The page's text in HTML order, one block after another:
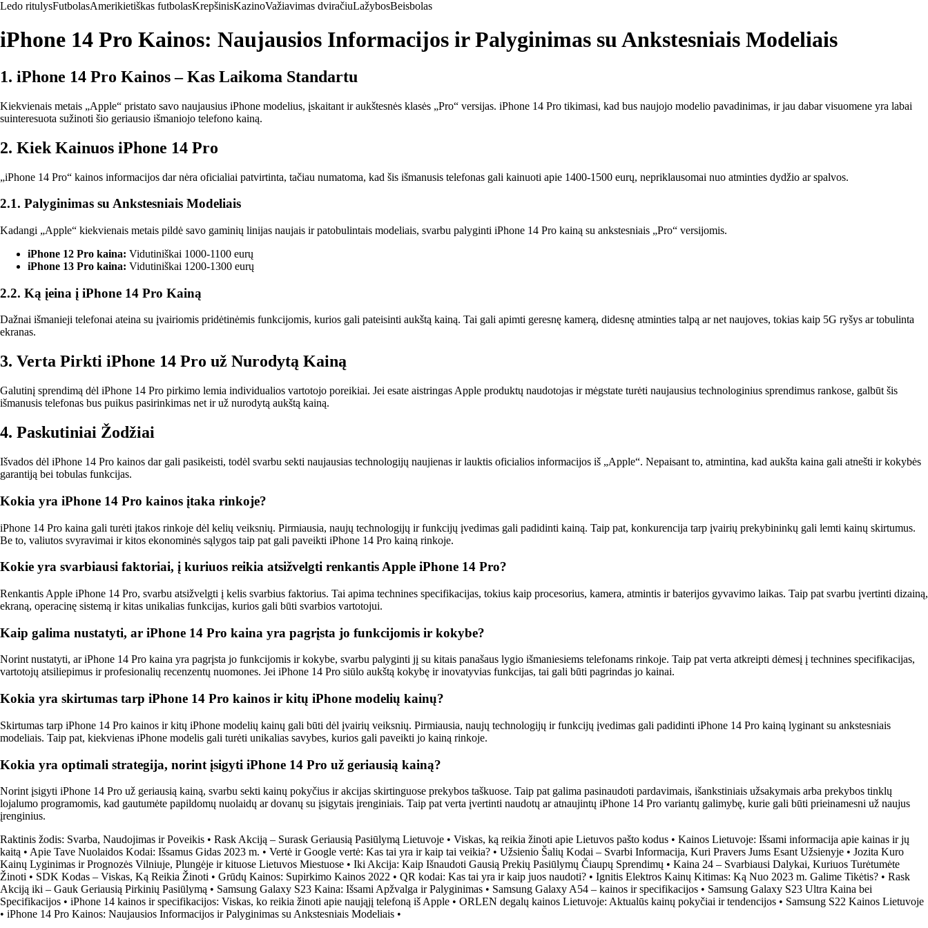
Ledo ritulysFutbolasAmerikietiškas futbolasKrepšinisKazinoVažiavimas dviračiuLažybosBeisbolas
iPhone 14 Pro Kainos: Naujausios Informacijos ir Palyginimas su Ankstesniais Modeliais
1. iPhone 14 Pro Kainos – Kas Laikoma Standartu
Kiekvienais metais „Apple“ pristato savo naujausius iPhone modelius, įskaitant ir aukštesnės klasės „Pro“ versijas. iPhone 14 Pro tikimasi, kad bus naujojo modelio pavadinimas, ir jau dabar visuomene yra labai
suinteresuota sužinoti šio geriausio išmaniojo telefono kainą.
2. Kiek Kainuos iPhone 14 Pro
„iPhone 14 Pro“ kainos informacijos dar nėra oficialiai patvirtinta, tačiau numatoma, kad šis išmanusis telefonas gali kainuoti apie 1400-1500 eurų, nepriklausomai nuo atminties dydžio ar spalvos.
2.1. Palyginimas su Ankstesniais Modeliais
Kadangi „Apple“ kiekvienais metais pildė savo gaminių linijas naujais ir patobulintais modeliais, svarbu palyginti iPhone 14 Pro kainą su ankstesniais „Pro“ versijomis.
iPhone 12 Pro kaina: Vidutiniškai 1000-1100 eurų
iPhone 13 Pro kaina: Vidutiniškai 1200-1300 eurų
2.2. Ką įeina į iPhone 14 Pro Kainą
Dažnai išmanieji telefonai ateina su įvairiomis pridėtinėmis funkcijomis, kurios gali pateisinti aukštą kainą. Tai gali apimti geresnę kamerą, didesnę atminties talpą ar net naujoves, tokias kaip 5G ryšys ar tobulinta
ekranas.
3. Verta Pirkti iPhone 14 Pro už Nurodytą Kainą
Galutinį sprendimą dėl iPhone 14 Pro pirkimo lemia individualios vartotojo poreikiai. Jei esate aistringas Apple produktų naudotojas ir mėgstate turėti naujausius technologinius sprendimus rankose, galbūt šis
išmanusis telefonas bus puikus pasirinkimas net ir už nurodytą aukštą kainą.
4. Paskutiniai Žodžiai
Išvados dėl iPhone 14 Pro kainos dar gali pasikeisti, todėl svarbu sekti naujausias technologijų naujienas ir lauktis oficialios informacijos iš „Apple“. Nepaisant to, atmintina, kad aukšta kaina gali atnešti ir kokybės
garantiją bei tobulas funkcijas.
Kokia yra iPhone 14 Pro kainos įtaka rinkoje?
iPhone 14 Pro kaina gali turėti įtakos rinkoje dėl kelių veiksnių. Pirmiausia, naujų technologijų ir funkcijų įvedimas gali padidinti kainą. Taip pat, konkurencija tarp įvairių prekybininkų gali lemti kainų skirtumus.
Be to, valiutos svyravimai ir kitos ekonominės sąlygos taip pat gali paveikti iPhone 14 Pro kainą rinkoje.
Kokie yra svarbiausi faktoriai, į kuriuos reikia atsižvelgti renkantis Apple iPhone 14 Pro?
Renkantis Apple iPhone 14 Pro, svarbu atsižvelgti į kelis svarbius faktorius. Tai apima technines specifikacijas, tokius kaip procesorius, kamera, atmintis ir baterijos gyvavimo laikas. Taip pat svarbu įvertinti dizainą,
ekraną, operacinę sistemą ir kitas unikalias funkcijas, kurios gali būti svarbios vartotojui.
Kaip galima nustatyti, ar iPhone 14 Pro kaina yra pagrįsta jo funkcijomis ir kokybe?
Norint nustatyti, ar iPhone 14 Pro kaina yra pagrįsta jo funkcijomis ir kokybe, svarbu palyginti jį su kitais panašaus lygio išmaniesiems telefonams rinkoje. Taip pat verta atkreipti dėmesį į technines specifikacijas,
vartotojų atsiliepimus ir profesionalių recenzentų nuomones. Jei iPhone 14 Pro siūlo aukštą kokybę ir inovatyvias funkcijas, tai gali būti pagrindas jo kainai.
Kokia yra skirtumas tarp iPhone 14 Pro kainos ir kitų iPhone modelių kainų?
Skirtumas tarp iPhone 14 Pro kainos ir kitų iPhone modelių kainų gali būti dėl įvairių veiksnių. Pirmiausia, naujų technologijų ir funkcijų įvedimas gali padidinti iPhone 14 Pro kainą lyginant su ankstesniais
modeliais. Taip pat, kiekvienas iPhone modelis gali turėti unikalias savybes, kurios gali paveikti jo kainą rinkoje.
Kokia yra optimali strategija, norint įsigyti iPhone 14 Pro už geriausią kainą?
Norint įsigyti iPhone 14 Pro už geriausią kainą, svarbu sekti kainų pokyčius ir akcijas skirtinguose prekybos taškuose. Taip pat galima pasinaudoti pardavimais, išankstiniais užsakymais arba prekybos tinklų
lojalumo programomis, kad gautumėte papildomų nuolaidų ar dovanų su įsigytais įrenginiais. Taip pat verta įvertinti naudotų ar atnaujintų iPhone 14 Pro variantų galimybę, kurie gali būti prieinamesni už naujus
įrenginius.
Raktinis žodis: Svarba, Naudojimas ir Poveikis • Rask Akciją – Surask Geriausią Pasiūlymą Lietuvoje • Viskas, ką reikia žinoti apie Lietuvos pašto kodus • Kainos Lietuvoje: Išsami informacija apie kainas ir jų
kaitą • Apie Tave Nuolaidos Kodai: Išsamus Gidas 2023 m. • Vertė ir Google vertė: Kas tai yra ir kaip tai veikia? • Užsienio Šalių Kodai – Svarbi Informacija, Kuri Pravers Jums Esant Užsienyje • Jozita Kuro
Kainų Lyginimas ir Prognozės Vilniuje, Plungėje ir kituose Lietuvos Miestuose • Iki Akcija: Kaip Išnaudoti Gausią Prekių Pasiūlymų Čiaupų Sprendimų • Kaina 24 – Svarbiausi Dalykai, Kuriuos Turėtumėte
Žinoti • SDK Kodas – Viskas, Ką Reikia Žinoti • Grūdų Kainos: Supirkimo Kainos 2022 • QR kodai: Kas tai yra ir kaip juos naudoti? • Ignitis Elektros Kainų Kitimas: Ką Nuo 2023 m. Galime Tikėtis? • Rask
Akciją iki – Gauk Geriausią Pirkinių Pasiūlymą • Samsung Galaxy S23 Kaina: Išsami Apžvalga ir Palyginimas • Samsung Galaxy A54 – kainos ir specifikacijos • Samsung Galaxy S23 Ultra Kaina bei
Specifikacijos • iPhone 14 kainos ir specifikacijos: Viskas, ko reikia žinoti apie naująjį telefoną iš Apple • ORLEN degalų kainos Lietuvoje: Aktualūs kainų pokyčiai ir tendencijos • Samsung S22 Kainos Lietuvoje
• iPhone 14 Pro Kainos: Naujausios Informacijos ir Palyginimas su Ankstesniais Modeliais •